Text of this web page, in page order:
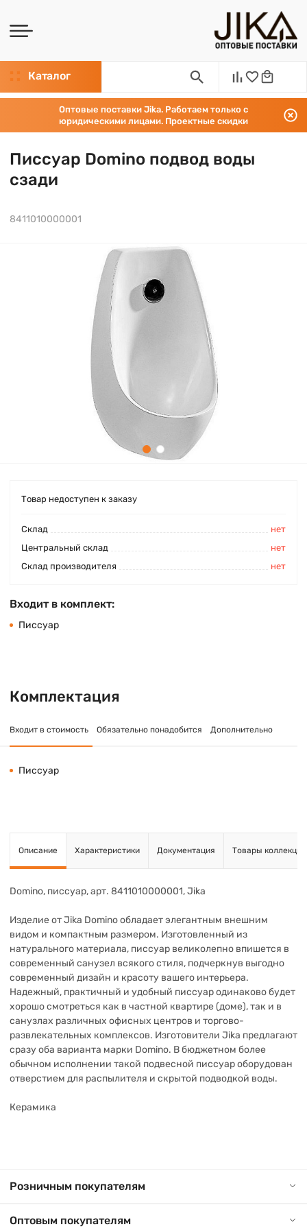
Каталог
Оптовые поставки Jika. Работаем только с
юридическими лицами. Проектные скидки
Писсуар Domino подвод воды
сзади
8411010000001
Товар недоступен к заказу
Cклад
нет
Центральный склад
нет
Склад производителя
нет
Входит в комплект:
Писсуар
Комплектация
Входит в стоимость Обязательно понадобится Дополнительно
Писсуар
Описание Характеристики Документация Товары коллекции
Domino, писсуар, арт. 8411010000001, Jika
Изделие от Jika Domino обладает элегантным внешним
видом и компактным размером. Изготовленный из
натурального материала, писсуар великолепно впишется в
современный санузел всякого стиля, подчеркнув выгодно
современный дизайн и красоту вашего интерьера.
Надежный, практичный и удобный писсуар одинаково будет
хорошо смотреться как в частной квартире (доме), так и в
санузлах различных офисных центров и торгово-
развлекательных комплексов. Изготовители Jika предлагают
сразу оба варианта марки Domino. В бюджетном более
обычном исполнении такой подвесной писсуар оборудован
отверстием для распылителя и скрытой подводкой воды.
Керамика
Розничным покупателям
Оптовым покупателям